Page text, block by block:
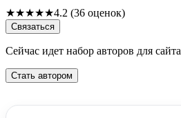
★★★★★4.2 (36 оценок)
Связаться
Сейчас идет набор авторов для сайта
Стать автором